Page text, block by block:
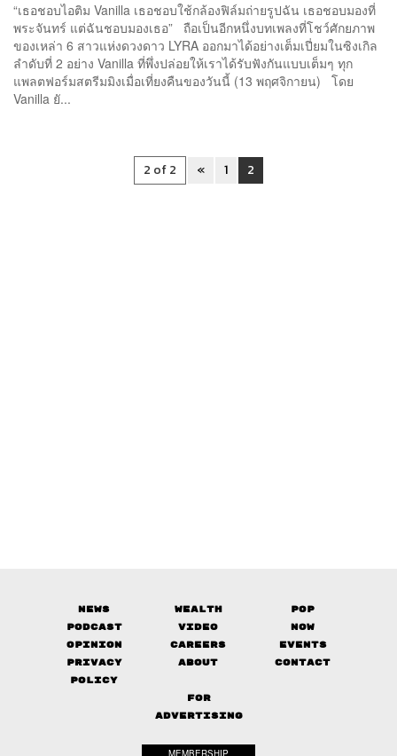
“เธอชอบไอติม Vanilla เธอชอบใช้กล้องฟิล์มถ่ายรูปฉัน เธอชอบมองที่
พระจันทร์ แต่ฉันชอบมองเธอ” ถือเป็นอีกหนึ่งบทเพลงที่โชว์ศักยภาพ
ของเหล่า 6 สาวแห่งดวงดาว LYRA ออกมาได้อย่างเต็มเปี่ยมในซิงเกิล
ลำดับที่ 2 อย่าง Vanilla ที่พึ่งปล่อยให้เราได้รับฟังกันแบบเต็มๆ ทุก
แพลตฟอร์มสตรีมมิงเมื่อเที่ยงคืนของวันนี้ (13 พฤศจิกายน) โดย
Vanilla ยั...
2 of 2 « 1 2
News Wealth
Pop
Podcast
Video
Now
Opinion
Careers
Events
Privacy
Policy
About Contact
FOR
ADVERTISING
MEMBERSHIP